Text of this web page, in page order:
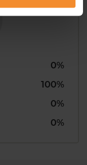
0%
100%
0%
0%